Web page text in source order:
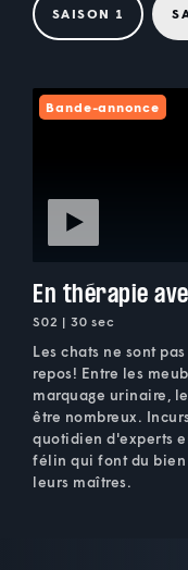
SAISON 1
Bande-annonce
En thérapie
S02 | 30 sec
Les chats ne sont
repos! Entre les
marquage urinaire,
être nombreux.
quotidien d'experts
félin qui font du bien
leurs maîtres.